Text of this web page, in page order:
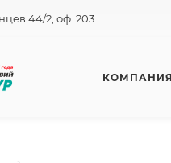
44/2, оф. 203